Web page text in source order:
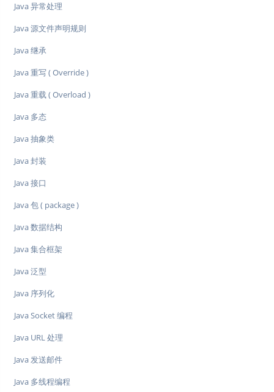
Java 异常处理
Java 源文件声明规则
Java 继承
Java 重写 ( Override )
Java 重载 ( Overload )
Java 多态
Java 抽象类
Java 封装
Java 接口
Java 包 ( package )
Java 数据结构
Java 集合框架
Java 泛型
Java 序列化
Java Socket 编程
Java URL 处理
Java 发送邮件
Java 多线程编程